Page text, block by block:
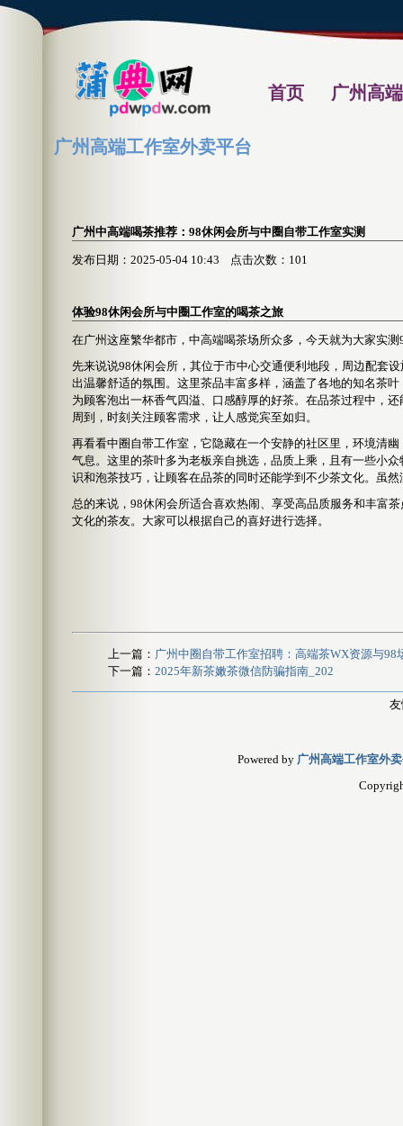
首页 广州高
广州高端工作室外卖平台
广州中高端喝茶推荐：98休闲会所与中圈自带工作室实测
发布日期：2025-05-04 10:43 点击次数：101
体验98休闲会所与中圈工作室的喝茶之旅
在广州这座繁华都市，中高端喝茶场所众多，今天就为大家实
先来说说98休闲会所，其位于市中心交通便利地段，周边配套
出温馨舒适的氛围。这里茶品丰富多样，涵盖了各地的知名茶
为顾客泡出一杯香气四溢、口感醇厚的好茶。在品茶过程中，
周到，时刻关注顾客需求，让人感觉宾至如归。
再看看中圈自带工作室，它隐藏在一个安静的社区里，环境清
气息。这里的茶叶多为老板亲自挑选，品质上乘，且有一些小
识和泡茶技巧，让顾客在品茶的同时还能学到不少茶文化。虽
总的来说，98休闲会所适合喜欢热闹、享受高品质服务和丰富
文化的茶友。大家可以根据自己的喜好进行选择。
上一篇： 广州中圈自带工作室招聘：高端茶WX资源与98
下一篇： 2025年新茶嫩茶微信防骗指南_202
Powered by 广州高端工作室外